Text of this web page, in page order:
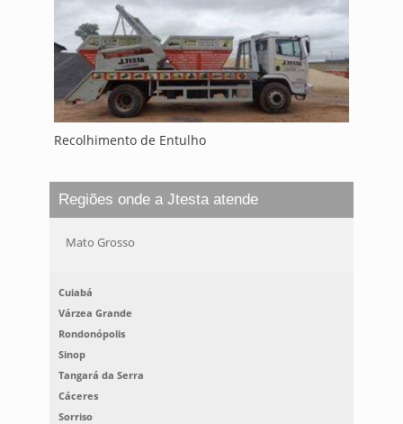
Recolhimento de Entulho
Regiões onde a Jtesta atende
Mato Grosso
Cuiabá
Várzea Grande
Rondonópolis
Sinop
Tangará da Serra
Cáceres
Sorriso